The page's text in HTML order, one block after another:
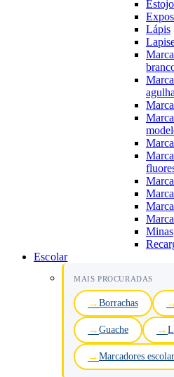
Lápis
agulha
Minas
Escolar
MAIS PROCURADAS
Borrachas
Guache
Marcadores